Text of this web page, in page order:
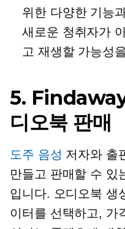
위한 다양한 기능
새로운 청취자가
고 재생할 가능성
5.
디오북 판매
도주 음성 저자와 출
만들고 판매할 수 있
입니다. 오디오북 생
이터를 선택하고, 가